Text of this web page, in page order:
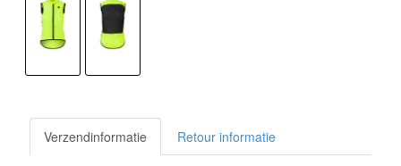
Verzendinformatie Retour informatie